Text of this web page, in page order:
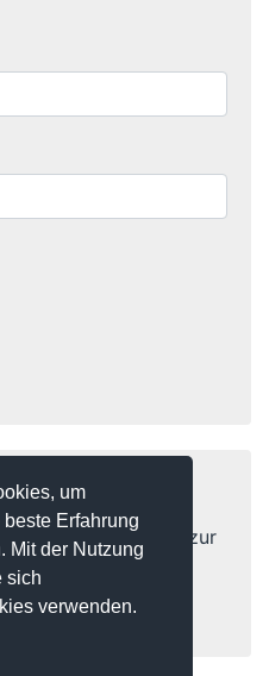
um
Erfahrung
Mit der Nutzung
sich
verwenden.
für Besucher zur
an um die